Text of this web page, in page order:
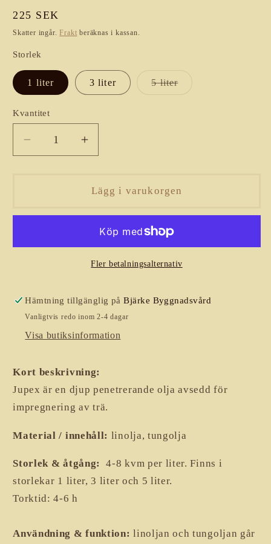
Ordinarie
pris
225 SEK
Skatter ingår.Frakt beräknas i kassan.
Storlek
1 liter 3 liter 5 literVarianten
Kvantitet
Kvantitet
Minska
kvantitet
Öka
kvantitet
Jupex
Lägg i varukorgen
Fler betalningsalternativ
Hämtning tillgänglig påBjärke Byggnadsvård
Vanligtvis redo inom 2-4 dagar
Visa butiksinformation
Kort beskrivning:
Jupex är en djup penetrerande olja avsedd för
impregnering av trä.
Material / innehåll: linolja, tungolja
Storlek & åtgång:
4-8 kvm per liter. Finns i
storlekar 1 liter, 3 liter och 5 liter.
Torktid: 4-6 h
Användning & funktion: linoljan och tungoljan går